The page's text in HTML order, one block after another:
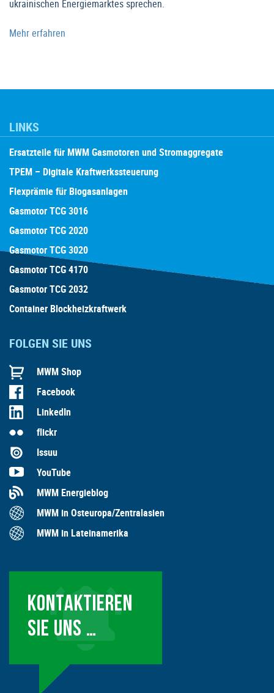
ukrainischen Energiemarktes sprechen.
Mehr erfahren
LINKS
Ersatzteile für MWM Gasmotoren und Stromaggregate
TPEM – Digitale Kraftwerkssteuerung
Flexprämie für Biogasanlagen
Gasmotor TCG 3016
Gasmotor TCG 2020
Gasmotor TCG 3020
Gasmotor TCG 4170
Gasmotor TCG 2032
Container Blockheizkraftwerk
FOLGEN SIE UNS
MWM Shop
Facebook
LinkedIn
flickr
Issuu
YouTube
MWM Energieblog
MWM in Osteuropa/Zentralasien
MWM in Lateinamerika
KONTAKTIEREN
SIE UNS …